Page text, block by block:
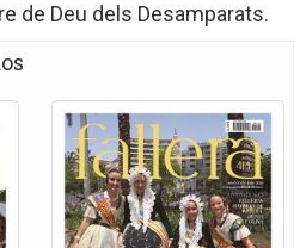
de Deu dels Desamparats.